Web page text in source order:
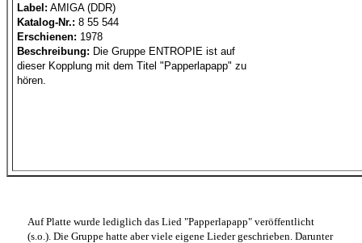
Label: AMIGA (DDR)
Katalog-Nr.: 8 55 544
Erschienen: 1978
Beschreibung: Die Gruppe ENTROPIE ist auf
dieser Kopplung mit dem Titel "Papperlapapp" zu
hören.
Auf Platte wurde lediglich das Lied "Papperlapapp" veröffentlicht
(s.o.). Die Gruppe hatte aber viele eigene Lieder geschrieben. Darunter